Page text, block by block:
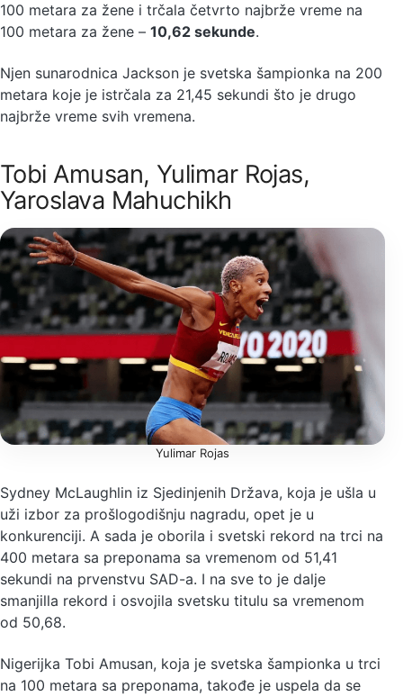
100 metara za žene i trčala četvrto najbrže vreme na
100 metara za žene – 10,62 sekunde.
Njen sunarodnica Jackson je svetska šampionka na 200
metara koje je istrčala za 21,45 sekundi što je drugo
najbrže vreme svih vremena.
Tobi Amusan, Yulimar Rojas,
Yaroslava Mahuchikh
Yulimar Rojas
Sydney McLaughlin iz Sjedinjenih Država, koja je ušla u
uži izbor za prošlogodišnju nagradu, opet je u
konkurenciji. A sada je oborila i svetski rekord na trci na
400 metara sa preponama sa vremenom od 51,41
sekundi na prvenstvu SAD-a. I na sve to je dalje
smanjilla rekord i osvojila svetsku titulu sa vremenom
od 50,68.
Nigerijka Tobi Amusan, koja je svetska šampionka u trci
na 100 metara sa preponama, takođe je uspela da se